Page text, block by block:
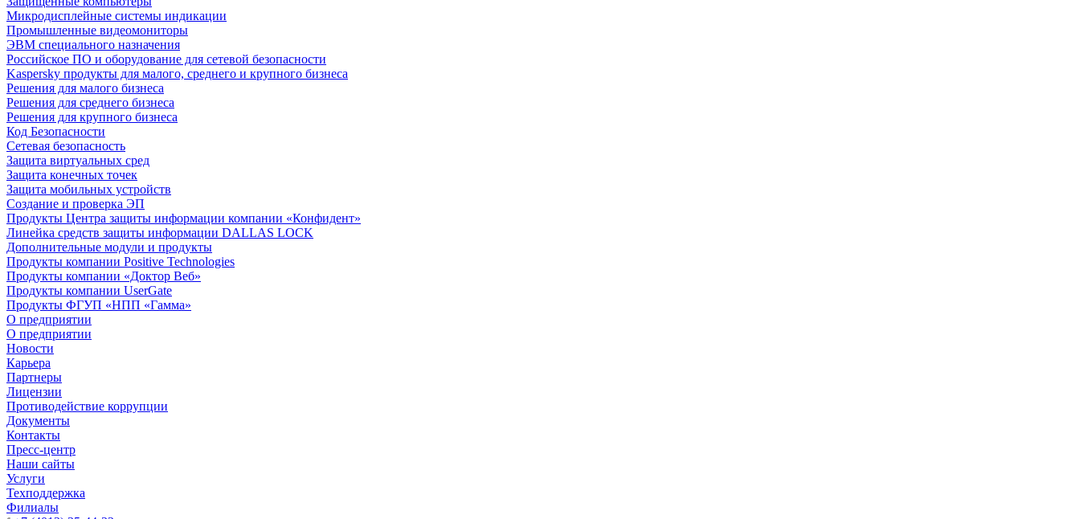
Микродисплейные системы индикации
Промышленные видеомониторы
ЭВМ специального назначения
Российское ПО и оборудование для сетевой безопасности
Kaspersky продукты для малого, среднего и крупного бизнеса
Решения для малого бизнеса
Решения для среднего бизнеса
Решения для крупного бизнеса
Код Безопасности
Сетевая безопасность
Защита виртуальных сред
Защита конечных точек
Защита мобильных устройств
Создание и проверка ЭП
Продукты Центра защиты информации компании «Конфидент»
Линейка средств защиты информации DALLAS LOCK
Дополнительные модули и продукты
Продукты компании Positive Technologies
Продукты компании «Доктор Веб»
Продукты компании UserGate
Продукты ФГУП «НПП «Гамма»
О предприятии
О предприятии
Новости
Карьера
Партнеры
Лицензии
Противодействие коррупции
Документы
Контакты
Пресс-центр
Наши сайты
Услуги
Техподдержка
Филиалы